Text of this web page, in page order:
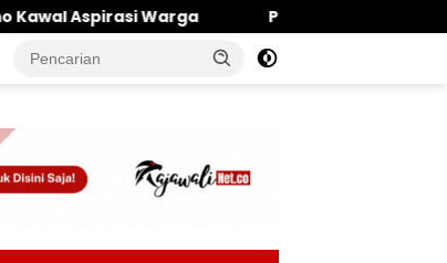
Penghulu Jadi Garda Terdepan, Ini Harapan